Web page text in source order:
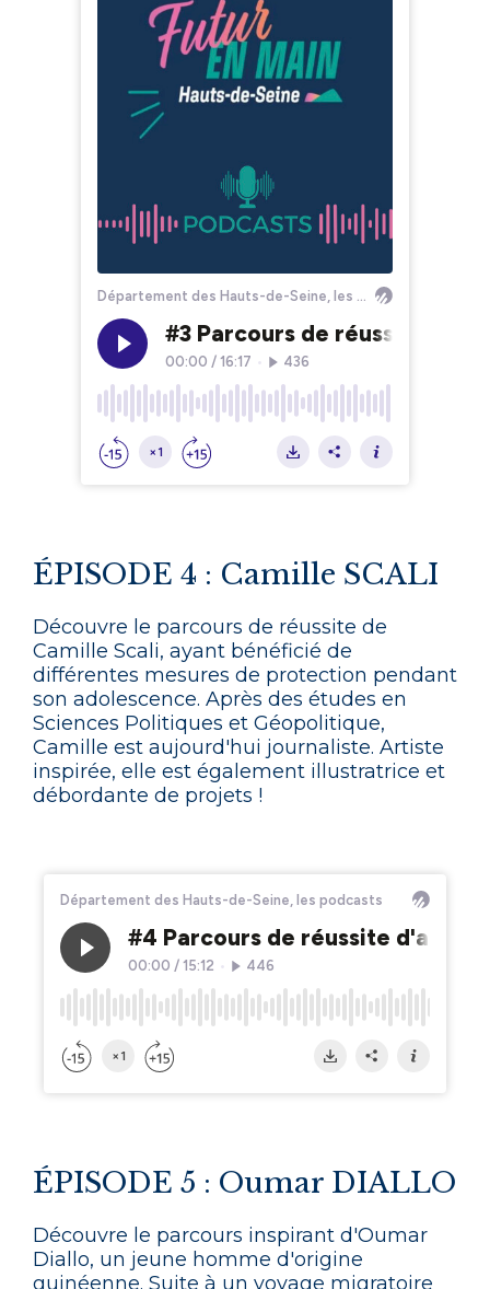
ÉPISODE 4 : Camille SCALI
Découvre le parcours de réussite de
Camille Scali, ayant bénéficié de
différentes mesures de protection pendant
son adolescence. Après des études en
Sciences Politiques et Géopolitique,
Camille est aujourd'hui journaliste. Artiste
inspirée, elle est également illustratrice et
débordante de projets !
ÉPISODE 5 : Oumar DIALLO
Découvre le parcours inspirant d'Oumar
Diallo, un jeune homme d'origine
guinéenne. Suite à un voyage migratoire